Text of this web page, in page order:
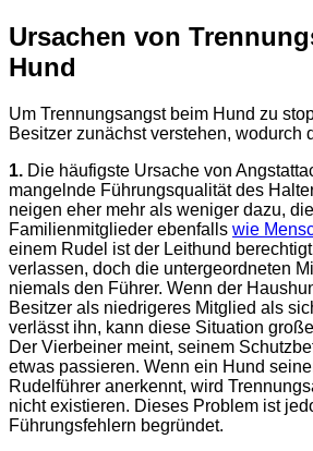
Ursachen von
Hund
Um Trennungsangst beim Hund zu
Besitzer zunächst verstehen, wodurch
1. Die häufigste Ursache von
mangelnde Führungsqualität des
neigen eher mehr als weniger dazu,
Familienmitglieder ebenfalls wie
einem Rudel ist der Leithund
verlassen, doch die untergeordneten
niemals den Führer. Wenn der
Besitzer als niedrigeres Mitglied als
verlässt ihn, kann diese Situation
Der Vierbeiner meint, seinem
etwas passieren. Wenn ein Hund
Rudelführer anerkennt, wird
nicht existieren. Dieses Problem ist
Führungsfehlern begründet.